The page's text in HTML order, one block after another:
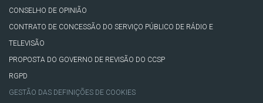
CONSELHO DE OPINIÃO
CONTRATO DE CONCESSÃO DO SERVIÇO PÚBLICO DE RÁDIO E
TELEVISÃO
PROPOSTA DO GOVERNO DE REVISÃO DO CCSP
RGPD
GESTÃO DAS DEFINIÇÕES DE COOKIES